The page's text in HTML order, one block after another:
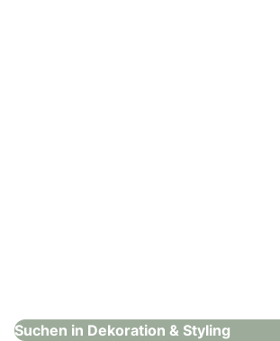
Suchen in Dekoration & Styling